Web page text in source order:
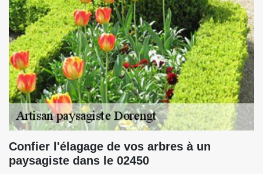
Confier l'élagage de vos arbres à un
paysagiste dans le 02450